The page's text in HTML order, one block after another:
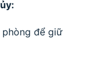
để giữ